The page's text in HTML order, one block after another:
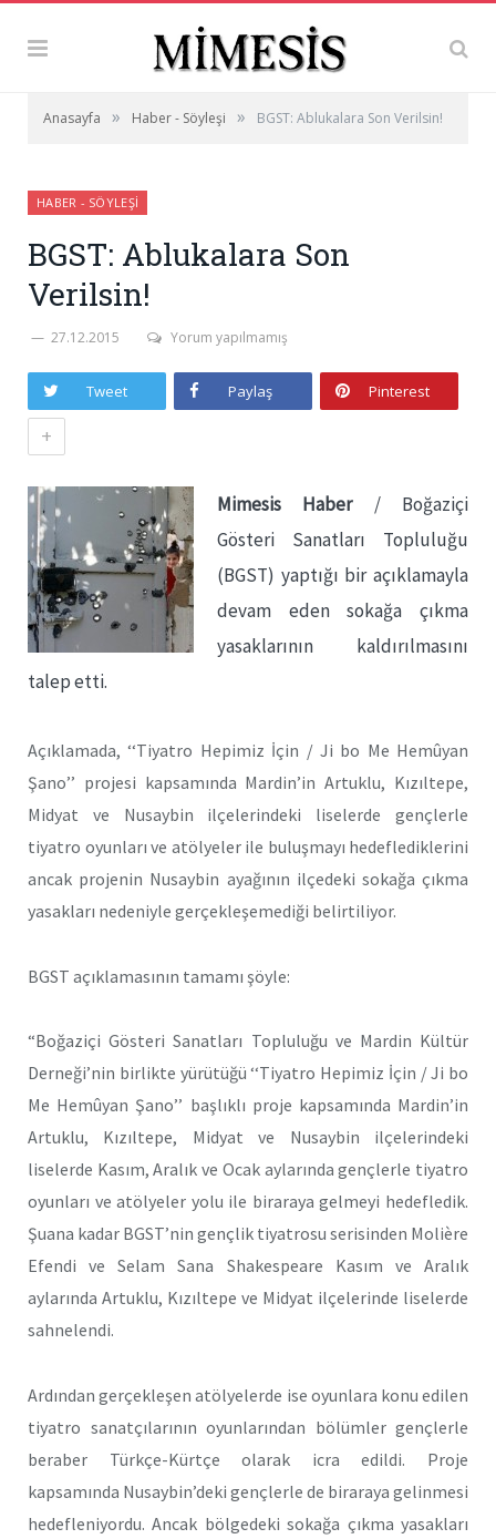
Anasayfa » Haber - Söyleşi » BGST: Ablukalara Son Verilsin!
HABER - SÖYLEŞI
BGST: Ablukalara Son
Verilsin!
27.12.2015 Yorum yapılmamış
Tweet Paylaş Pinterest
+
Mimesis Haber/ Boğaziçi
Gösteri Sanatları Topluluğu
(BGST) yaptığı bir açıklamayla
devam eden sokağa çıkma
yasaklarının kaldırılmasını
talep etti.
Açıklamada, ‘‘Tiyatro Hepimiz İçin / Ji bo Me Hemûyan
Şano’’ projesi kapsamında Mardin’in Artuklu, Kızıltepe,
Midyat ve Nusaybin ilçelerindeki liselerde gençlerle
tiyatro oyunları ve atölyeler ile buluşmayı hedeflediklerini
ancak projenin Nusaybin ayağının ilçedeki sokağa çıkma
yasakları nedeniyle gerçekleşemediği belirtiliyor.
BGST açıklamasının tamamı şöyle:
“Boğaziçi Gösteri Sanatları Topluluğu ve Mardin Kültür
Derneği’nin birlikte yürütüğü ‘‘Tiyatro Hepimiz İçin / Ji bo
Me Hemûyan Şano’’ başlıklı proje kapsamında Mardin’in
Artuklu, Kızıltepe, Midyat ve Nusaybin ilçelerindeki
liselerde Kasım, Aralık ve Ocak aylarında gençlerle tiyatro
oyunları ve atölyeler yolu ile biraraya gelmeyi hedefledik.
Şuana kadar BGST’nin gençlik tiyatrosu serisinden Molière
Efendi ve Selam Sana Shakespeare Kasım ve Aralık
aylarında Artuklu, Kızıltepe ve Midyat ilçelerinde liselerde
sahnelendi.
Ardından gerçekleşen atölyelerde ise oyunlara konu edilen
tiyatro sanatçılarının oyunlarından bölümler gençlerle
beraber Türkçe-Kürtçe olarak icra edildi. Proje
kapsamında Nusaybin’deki gençlerle de biraraya gelinmesi
hedefleniyordu. Ancak bölgedeki sokağa çıkma yasakları